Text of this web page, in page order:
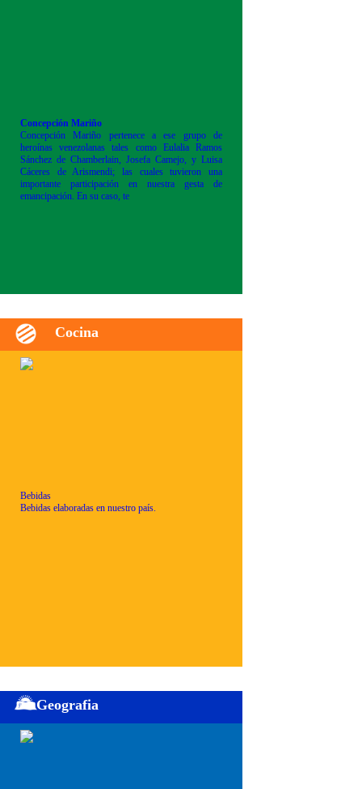
Concepción Mariño
Concepción Mariño pertenece a ese grupo de
heroínas venezolanas tales como Eulalia Ramos
Sánchez de Chamberlain, Josefa Camejo, y Luisa
Cáceres de Arismendi; las cuales tuvieron una
importante participación en nuestra gesta de
emancipación. En su caso, te
Cocina
Bebidas
Bebidas elaboradas en nuestro país.
Geografia